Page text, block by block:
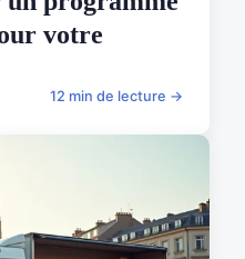
votre
12 min de lecture →